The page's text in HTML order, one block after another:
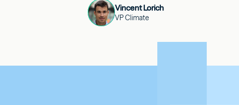
Vincent Lorich
VP Climate